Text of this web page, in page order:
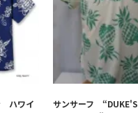
ハワイ
サンサーフ “DUKE'S